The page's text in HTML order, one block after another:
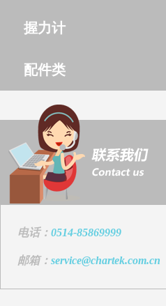
握力计
配件类
电话： 0514-85869999
邮箱： service@chartek.com.cn